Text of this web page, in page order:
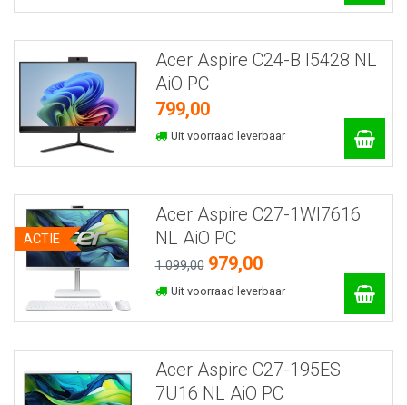
Acer Aspire C24-B I5428 NL
AiO PC
799,00
Uit voorraad leverbaar
Acer Aspire C27-1WI7616
NL AiO PC
1.099,00 979,00
Uit voorraad leverbaar
ACTIE
Acer Aspire C27-195ES
7U16 NL AiO PC